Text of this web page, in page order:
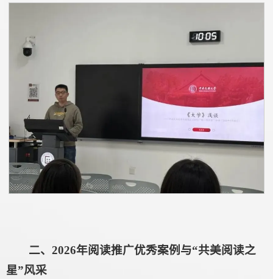
二、2026年阅读推广优秀案例与“共美阅读之
星”风采